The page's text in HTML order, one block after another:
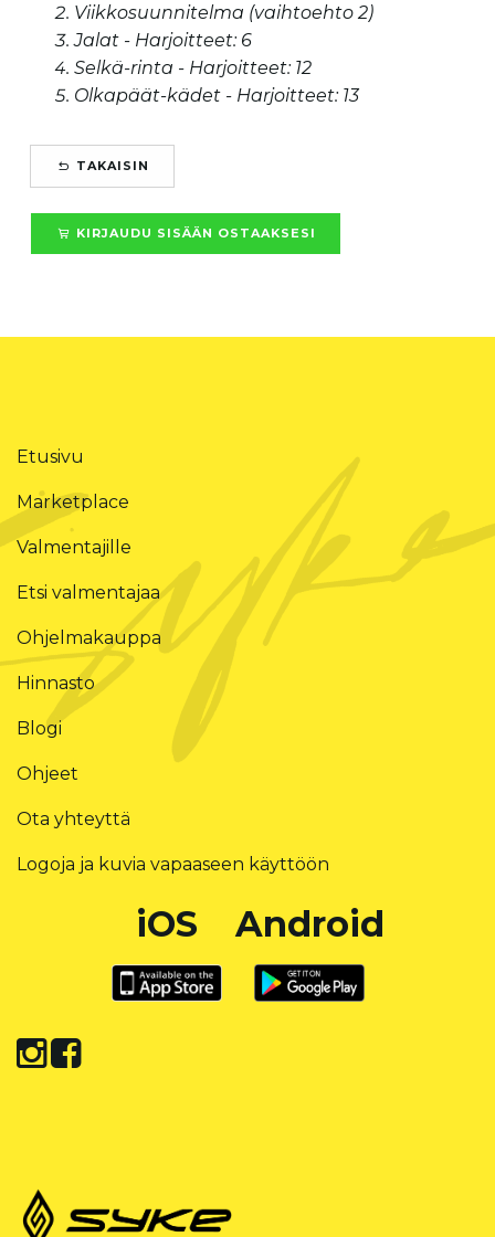
Viikkosuunnitelma (vaihtoehto 2)
Jalat - Harjoitteet: 6
Selkä-rinta - Harjoitteet: 12
Olkapäät-kädet - Harjoitteet: 13
TAKAISIN
KIRJAUDU SISÄÄN OSTAAKSESI
Etusivu
Marketplace
Valmentajille
Etsi valmentajaa
Ohjelmakauppa
Hinnasto
Blogi
Ohjeet
Ota yhteyttä
Logoja ja kuvia vapaaseen käyttöön
iOS Android